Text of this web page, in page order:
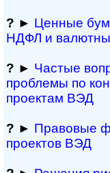
? ► Ценные
НДФЛ и
? ► Частые
проблемы по
проектам ВЭД
? ► Правовые
проектов ВЭД